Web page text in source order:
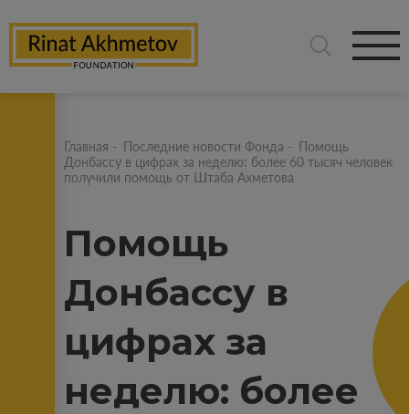
Главная - Последние новости Фонда - Помощь
Донбассу в цифрах за неделю: более 60 тысяч человек
получили помощь от Штаба Ахметова
Помощь
Донбассу в
цифрах за
неделю: более